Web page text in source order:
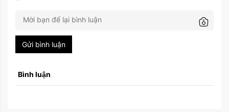
Gửi bình luận
Bình luận